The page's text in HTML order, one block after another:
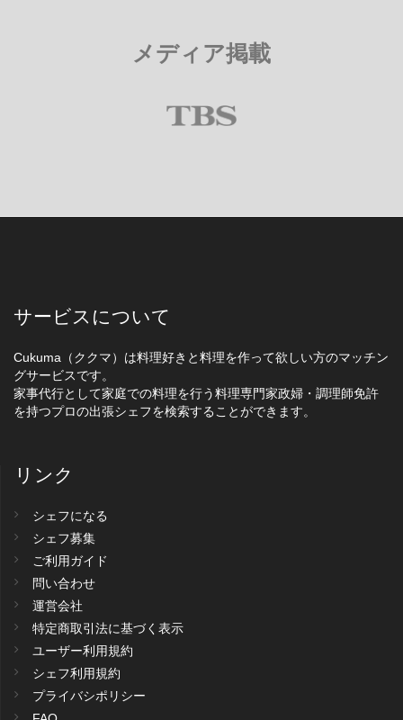
メディア掲載
サービスについて
Cukuma（ククマ）は料理好きと料理を作って欲しい方のマッチン
グサービスです。
家事代行として家庭での料理を行う料理専門家政婦・調理師免許
を持つプロの出張シェフを検索することができます。
リンク
シェフになる
シェフ募集
ご利用ガイド
問い合わせ
運営会社
特定商取引法に基づく表示
ユーザー利用規約
シェフ利用規約
プライバシポリシー